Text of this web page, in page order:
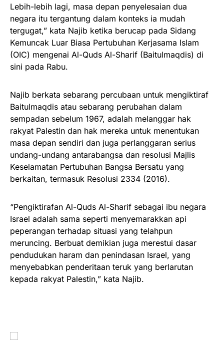
Lebih-lebih lagi, masa depan penyelesaian dua
negara itu tergantung dalam konteks ia mudah
tergugat,” kata Najib ketika berucap pada Sidang
Kemuncak Luar Biasa Pertubuhan Kerjasama Islam
(OIC) mengenai Al-Quds Al-Sharif (Baitulmaqdis) di
sini pada Rabu.
Najib berkata sebarang percubaan untuk mengiktiraf
Baitulmaqdis atau sebarang perubahan dalam
sempadan sebelum 1967, adalah melanggar hak
rakyat Palestin dan hak mereka untuk menentukan
masa depan sendiri dan juga perlanggaran serius
undang-undang antarabangsa dan resolusi Majlis
Keselamatan Pertubuhan Bangsa Bersatu yang
berkaitan, termasuk Resolusi 2334 (2016).
“Pengiktirafan Al-Quds Al-Sharif sebagai ibu negara
Israel adalah sama seperti menyemarakkan api
peperangan terhadap situasi yang telahpun
meruncing. Berbuat demikian juga merestui dasar
pendudukan haram dan penindasan Israel, yang
menyebabkan penderitaan teruk yang berlarutan
kepada rakyat Palestin,” kata Najib.